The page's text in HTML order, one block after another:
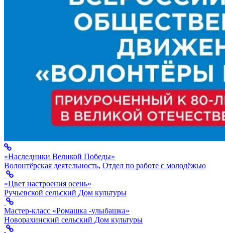
«Наследники Великой Победы»
Волонтёрская деятельность, Отдел по работе с молодёжью
«Цвет настроения осень»
Ручьевской сельский Дом культуры
Мастер-класс «Ромашка -улыбашка»
Новорахинский сельский Дом культуры